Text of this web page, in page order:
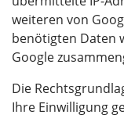
weiteren von
benötigten Daten
Google
Die
Ihre Einwilligung